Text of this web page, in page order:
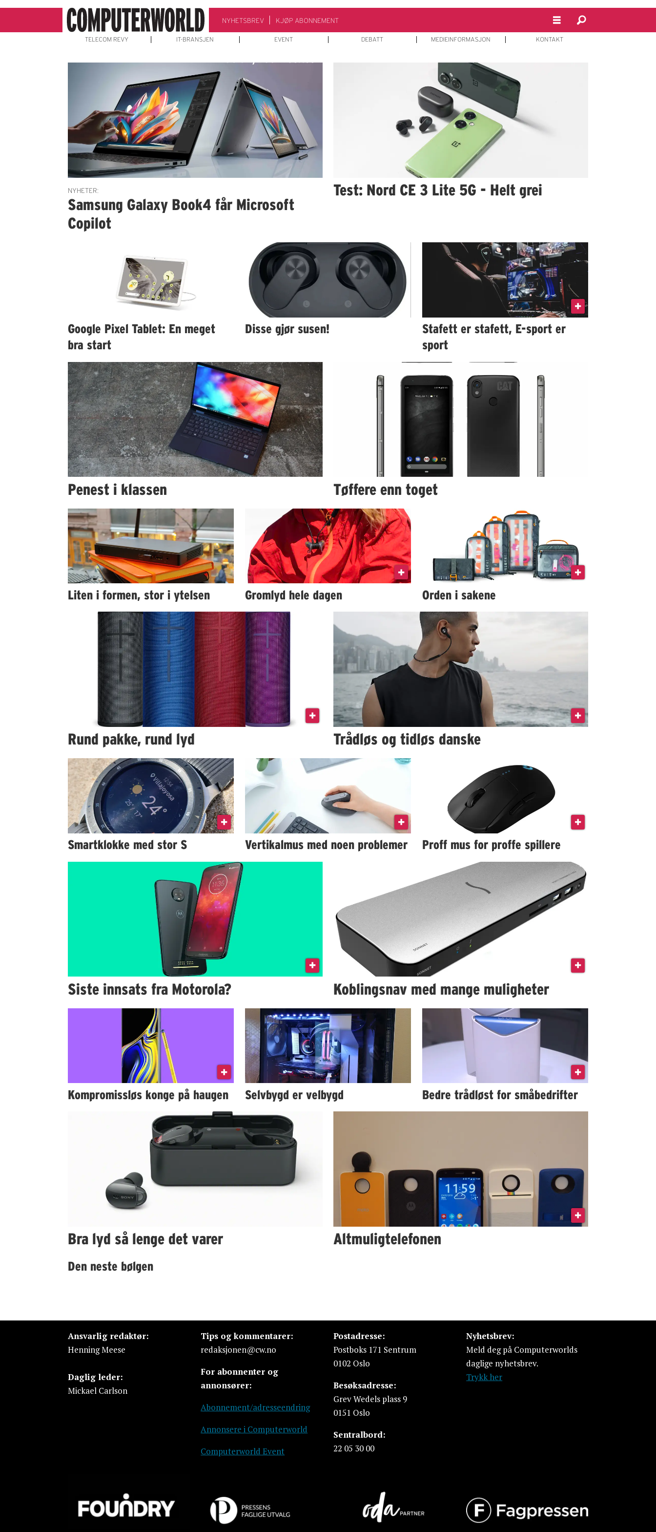
NYHETSBREV KJØP ABONNEMENT
TELECOM REVY IT-BRANSJEN EVENT DEBATT MEDIEINFORMASJON KONTAKT
skrivebordet
NYHETER:
Samsung Galaxy Book4 får Microsoft
Copilot
Test: Nord CE 3 Lite 5G - Helt grei
Google Pixel Tablet: En meget
bra start
Disse gjør susen!
Stafett er stafett, E-sport er
sport
Penest i klassen Tøffere enn toget
Liten i formen, stor i ytelsen Gromlyd hele dagen Orden i sakene
Rund pakke, rund lyd Trådløs og tidløs danske
Smartklokke med stor S Vertikalmus med noen problemer Proff mus for proffe spillere
Siste innsats fra Motorola? Koblingsnav med mange muligheter
Kompromissløs konge på haugen Selvbygd er velbygd Bedre trådløst for småbedrifter
Bra lyd så lenge det varer Altmuligtelefonen
Den neste bølgen
Ansvarlig redaktør:
Henning Meese
Daglig leder:
Mickael Carlson
Tips og kommentarer:
redaksjonen@cw.no
For abonnenter og
annonsører:
Abonnement/adresseendring
Annonsere i Computerworld
Computerworld Event
Postadresse:
Postboks 171 Sentrum
0102 Oslo
Besøksadresse:
Grev Wedels plass 9
0151 Oslo
Sentralbord:
22 05 30 00
Nyhetsbrev:
Meld deg på Computerworlds
daglige nyhetsbrev.
Trykk her